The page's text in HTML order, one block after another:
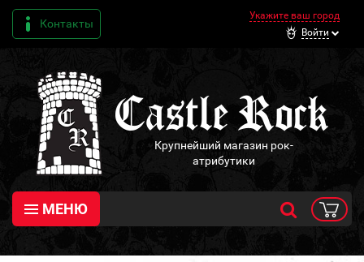
Контакты
Укажите ваш город
Войти
Крупнейший магазин рок-
атрибутики
МЕНЮ